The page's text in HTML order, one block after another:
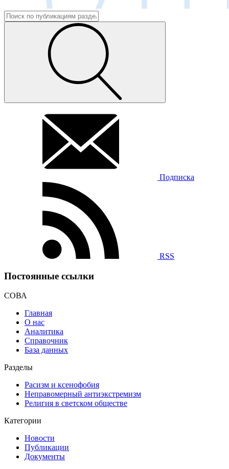
Подписка
RSS
Постоянные ссылки
СОВА
Главная
О нас
Аналитика
Справочник
База данных
Разделы
Расизм и ксенофобия
Неправомерный антиэкстремизм
Религия в светском обществе
Категории
Новости
Публикации
Документы